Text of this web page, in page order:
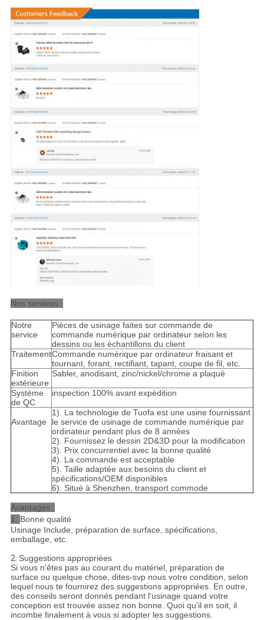
Nos services :
Notre
service
Pièces de usinage faites sur commande de
commande numérique par ordinateur selon les
dessins ou les échantillons du client
TraitementCommande numérique par ordinateur fraisant et
tournant, forant, rectifiant, tapant, coupe de fil, etc.
Finition
extérieure
Sabler, anodisant, zinc/nickel/chrome a plaqué
Système
de QC
inspection 100% avant expédition
Avantage
1). La technologie de Tuofa est une usine fournissant
le service de usinage de commande numérique par
ordinateur pendant plus de 8 années
2). Fournissez le dessin 2D&3D pour la modification
3). Prix concurrentiel avec la bonne qualité
4). La commande est acceptable
5). Taille adaptée aux besoins du client et
spécifications/OEM disponibles
6). Situé à Shenzhen, transport commode
Avantages :
1. Bonne qualité
Usinage Include, préparation de surface, spécifications,
emballage, etc.
2. Suggestions appropriées
Si vous n'êtes pas au courant du matériel, préparation de
surface ou quelque chose, dites-svp nous votre condition, selon
lequel nous te fournirez des suggestions appropriées. En outre,
des conseils seront donnés pendant l'usinage quand votre
conception est trouvée assez non bonne. Quoi qu'il en soit, il
incombe finalement à vous si adopter les suggestions.